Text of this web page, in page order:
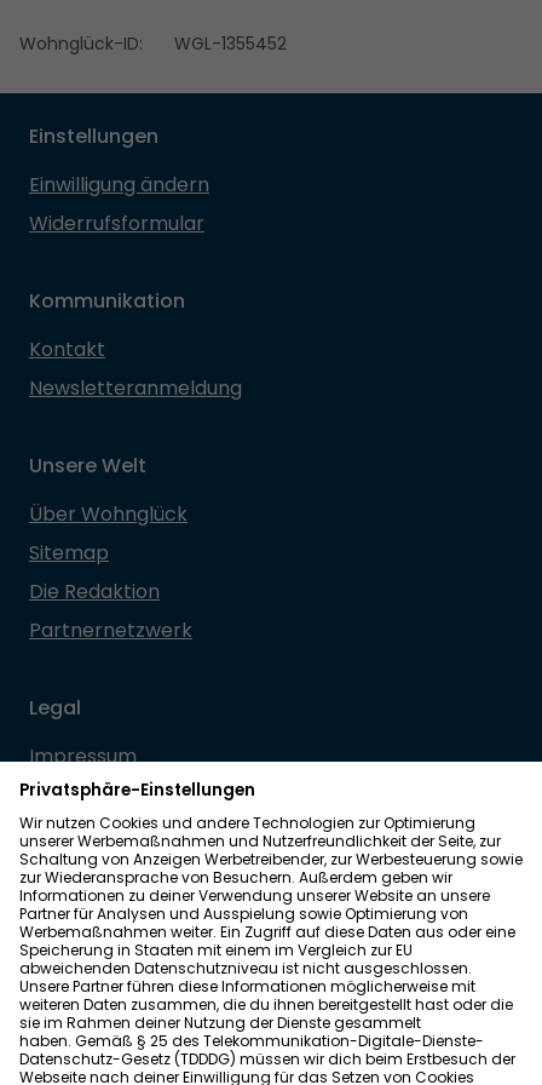
Wohnglück-ID: WGL-1355452
Einstellungen
Einwilligung ändern
Widerrufsformular
Kommunikation
Kontakt
Newsletteranmeldung
Unsere Welt
Über Wohnglück
Sitemap
Die Redaktion
Partnernetzwerk
Legal
Impressum
Datenschutz
Allgemeine Geschäftsbedingungen
Barrierefreiheit